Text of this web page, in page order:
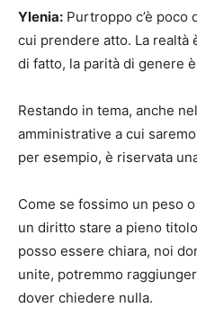
Ylenia: Purtroppo c’è poco
cui prendere atto. La realtà
di fatto, la parità di genere
Restando in tema, anche
amministrative a cui
per esempio, è riservata
Come se fossimo un peso
un diritto stare a pieno
posso essere chiara, noi
unite, potremmo
dover chiedere nulla.